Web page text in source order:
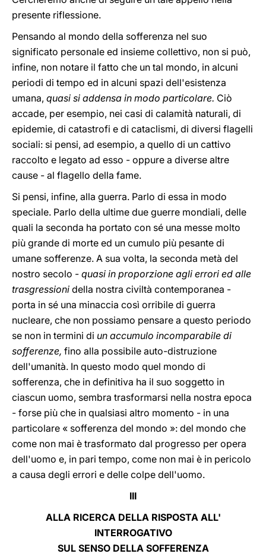
presente riflessione.
Pensando al mondo della sofferenza nel suo
significato personale ed insieme collettivo, non si può,
infine, non notare il fatto che un tal mondo, in alcuni
periodi di tempo ed in alcuni spazi dell'esistenza
umana, quasi si addensa in modo particolare. Ciò
accade, per esempio, nei casi di calamità naturali, di
epidemie, di catastrofi e di cataclismi, di diversi flagelli
sociali: si pensi, ad esempio, a quello di un cattivo
raccolto e legato ad esso - oppure a diverse altre
cause - al flagello della fame.
Si pensi, infine, alla guerra. Parlo di essa in modo
speciale. Parlo della ultime due guerre mondiali, delle
quali la seconda ha portato con sé una messe molto
più grande di morte ed un cumulo più pesante di
umane sofferenze. A sua volta, la seconda metà del
nostro secolo - quasi in proporzione agli errori ed alle
trasgressioni della nostra civiltà contemporanea -
porta in sé una minaccia così orribile di guerra
nucleare, che non possiamo pensare a questo periodo
se non in termini di un accumulo incomparabile di
sofferenze, fino alla possibile auto-distruzione
dell'umanità. In questo modo quel mondo di
sofferenza, che in definitiva ha il suo soggetto in
ciascun uomo, sembra trasformarsi nella nostra epoca
- forse più che in qualsiasi altro momento - in una
particolare « sofferenza del mondo »: del mondo che
come non mai è trasformato dal progresso per opera
dell'uomo e, in pari tempo, come non mai è in pericolo
a causa degli errori e delle colpe dell'uomo.
III
ALLA RICERCA DELLA RISPOSTA ALL'
INTERROGATIVO
SUL SENSO DELLA SOFFERENZA